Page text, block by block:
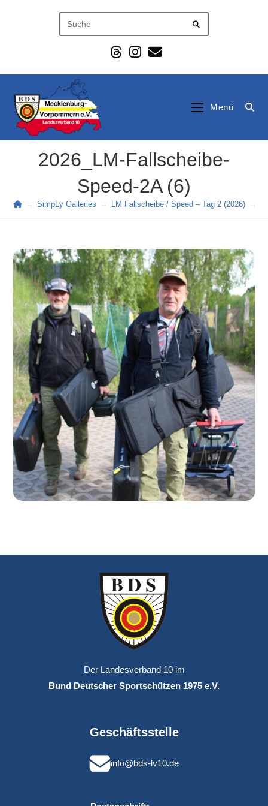
Menü
2026_LM-Fallscheibe-
Speed-2A (6)
→ SimpLy Galleries → LM Fallscheibe / Speed – Tag 2 (2026) →
Der Landesverband 10 im
Bund Deutscher Sportschützen 1975 e.V.
Geschäftsstelle
info@bds-lv10.de